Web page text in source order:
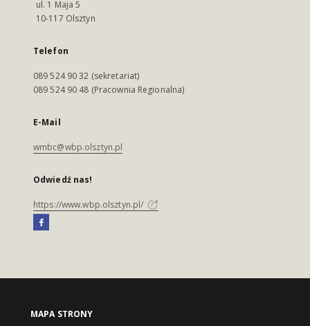
ul. 1 Maja 5
10-117 Olsztyn
Telefon
089 524 90 32 (sekretariat)
089 524 90 48 (Pracownia Regionalna)
E-Mail
wmbc@wbp.olsztyn.pl
Odwiedź nas!
https://www.wbp.olsztyn.pl/
MAPA STRONY